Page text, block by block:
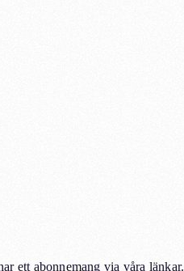
ett abonnemang via våra länkar.